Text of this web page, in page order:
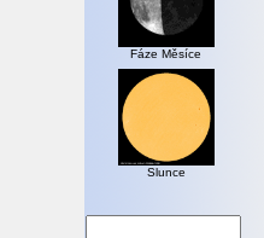
Fáze Měsíce
Slunce